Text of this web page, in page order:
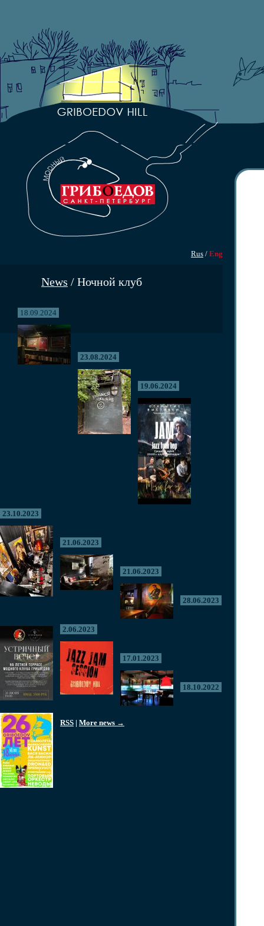
Rus / Eng
News / Ночной клуб
18.09.2024
23.08.2024
19.06.2024
23.10.2023
21.06.2023
21.06.2023
28.06.2023
2.06.2023
17.01.2023
18.10.2022
RSS | More news →